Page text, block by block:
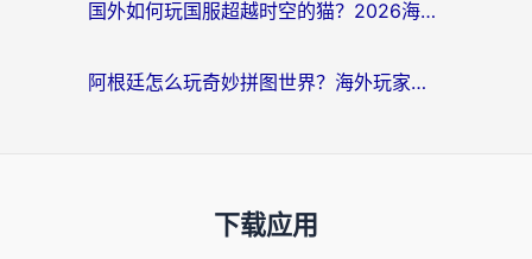
国外如何玩国服超越时空的猫？2026海外党必看的加速器选择指南
阿根廷怎么玩奇妙拼图世界？海外玩家国服游戏加速全攻略（附帕斯卡契约战舰少女解决方案）
下载应用